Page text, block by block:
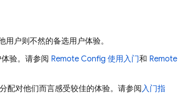
户则不然的备选用户体验。
验。请参阅 Remote Config 使用入门和 Remote
配对他们而言感受较佳的体验。请参阅入门指